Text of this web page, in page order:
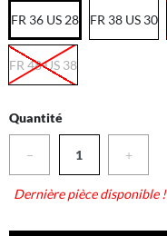
FR 36 US 28 FR 38 US 30
FR 48 US 38
Quantité
− +
Dernière pièce disponible !